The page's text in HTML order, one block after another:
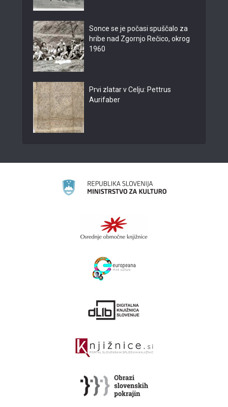
Sonce se je počasi spuščalo za
hribe nad Zgornjo Rečico, okrog
1960
Prvi zlatar v Celju: Pettrus
Aurifaber